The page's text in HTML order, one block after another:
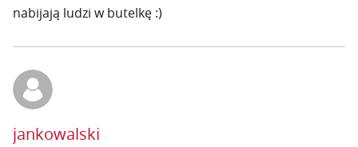
nabijają ludzi w butelkę :)
jankowalski